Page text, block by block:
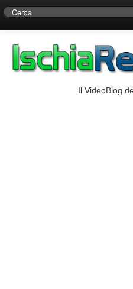
Centro di Ricerche Storiche
Il VideoBlog